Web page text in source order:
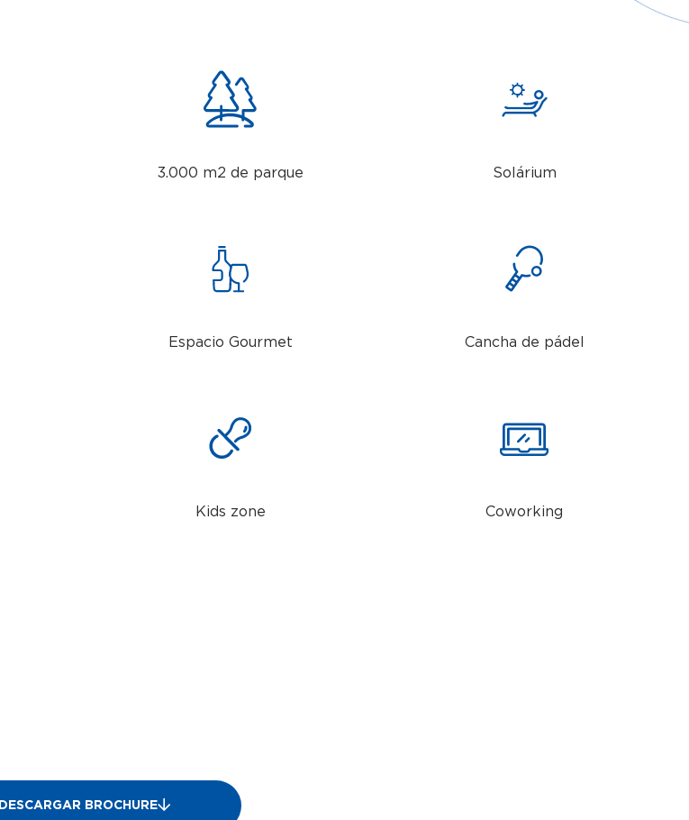
3.000 m2 de parque Solárium
Espacio Gourmet Cancha de pádel
Kids zone Coworking
DESCARGAR BROCHURE